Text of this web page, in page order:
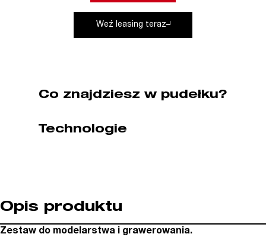
(nr
28515)
Weź leasing teraz
Co znajdziesz w pudełku?
Technologie
Opis produktu
Zestaw do modelarstwa i grawerowania.